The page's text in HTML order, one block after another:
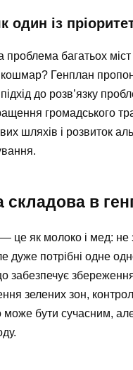
один із
проблема багатьох
Генплан
до розв’язку
громадського
шляхів і розвиток
складова в
— це як молоко і мед:
дуже потрібні одне
забезпечує
зелених зон,
може бути сучасним,